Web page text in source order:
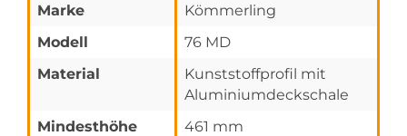
Marke
Kömmerling
Modell
76 MD
Material
Kunststoffprofil mit
Aluminiumdeckschale
Mindesthöhe
461 mm